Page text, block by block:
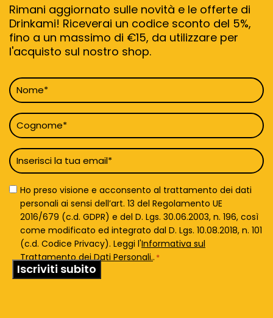
Rimani aggiornato sulle novità e le offerte di
Drinkami! Riceverai un codice sconto del 5%,
fino a un massimo di €15, da utilizzare per
l'acquisto sul nostro shop.
Nome
*
Cognome
*
Email
*
Privacy
Policy
Ho preso visione e acconsento al trattamento dei dati
personali ai sensi dell’art. 13 del Regolamento UE
2016/679 (c.d. GDPR) e del D. Lgs. 30.06.2003, n. 196, così
come modificato ed integrato dal D. Lgs. 10.08.2018, n. 101
(c.d. Codice Privacy). Leggi l'Informativa sul
Trattamento dei Dati Personali.. *